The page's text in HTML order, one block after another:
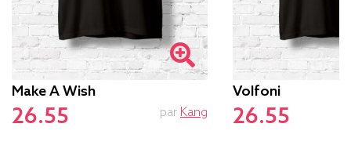
Make A Wish
26.55 par Kang
Volfoni
26.55